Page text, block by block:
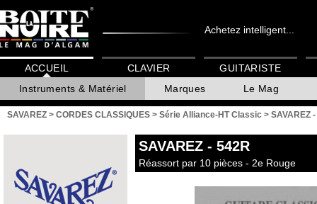
Achetez intelligent...
ACCUEIL
Instruments & Matériel
Marques Le Mag
CLAVIER GUITARISTE
SAVAREZ > CORDES CLASSIQUES > Série Alliance-HT Classic > SAVAREZ
SAVAREZ - 542R
Réassort par 10 pièces - 2e Rouge